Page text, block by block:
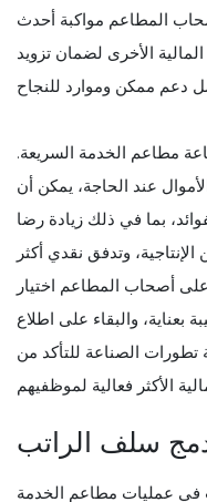
المطاعم مواكبة أحدث
الأخرى لضمان تزويد
مطاعم الخدمة السريعة.
عند الحاجة، يمكن أن
بما في ذلك زيادة رضا
وتدفق نقدي أكثر
أصحاب المطاعم اختيار
والبقاء على اطلاع
تطورات الصناعة للتأكد من
سلف الراتب
عمليات مطاعم الخدمة